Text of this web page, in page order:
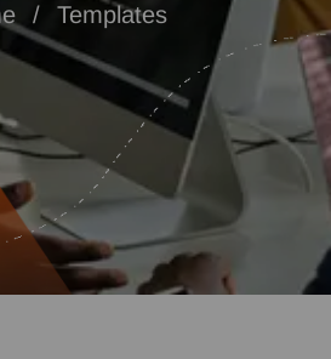
Templates